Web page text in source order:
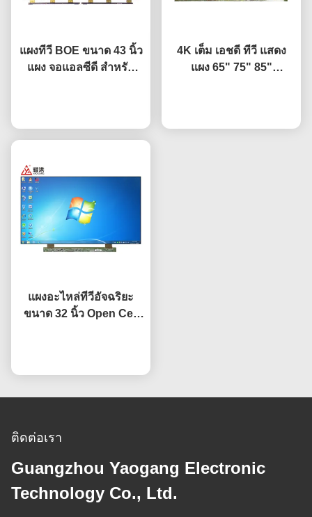
แผงทีวี BOE ขนาด 43 นิ้ว
แผง จอแอลซีดี สำหรับ
4K เต็ม เอชดี ทีวี แสดง
แผง 65" 75" 85"
แผงอะไหล่ทีวีอัจฉริยะ
ขนาด 32 นิ้ว Open Cell
ติดต่อเรา
Guangzhou Yaogang Electronic
Technology Co., Ltd.